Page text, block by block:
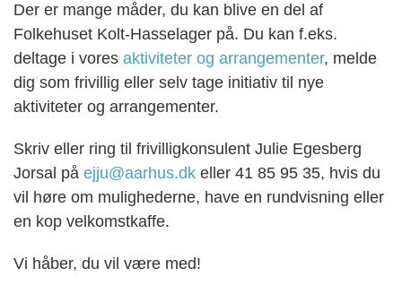
Der er mange måder, du kan blive en del af
Folkehuset Kolt-Hasselager på. Du kan f.eks.
deltage i vores aktiviteter og arrangementer, melde
dig som frivillig eller selv tage initiativ til nye
aktiviteter og arrangementer.
Skriv eller ring til frivilligkonsulent Julie Egesberg
Jorsal på ejju@aarhus.dk eller 41 85 95 35, hvis du
vil høre om mulighederne, have en rundvisning eller
en kop velkomstkaffe.
Vi håber, du vil være med!